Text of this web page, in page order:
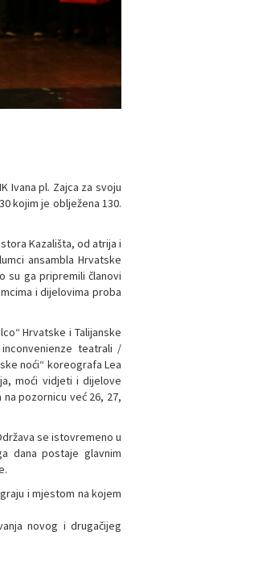
Ivana pl. Zajca za svoju
kojim je oblježena 130.
Kazališta, od atrija i
ansambla Hrvatske
su ga pripremili članovi
i dijelovima proba
Hrvatske i Talijanske
teatrali /
noći“ koreografa Lea
moći vidjeti i dijelove
pozornicu već 26, 27,
se istovremeno u
dana postaje glavnim
i mjestom na kojem
novog i drugačijeg